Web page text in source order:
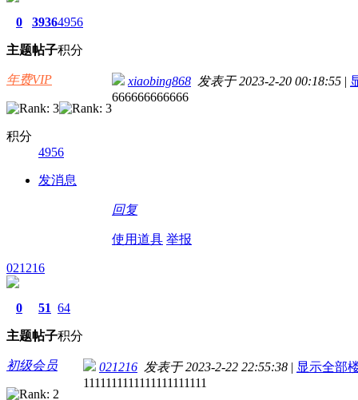
0
主题
3936
帖子
4956
积分
年费VIP
积分
4956
发消息
xiaobing868 发表于 2023-2-20 00:18:55 |
666666666666
回复
使用道具 举报
021216
0
主题
51
帖子
64
积分
初级会员 021216 发表于 2023-2-22 22:55:38 | 显示全部
1111111111111111111111